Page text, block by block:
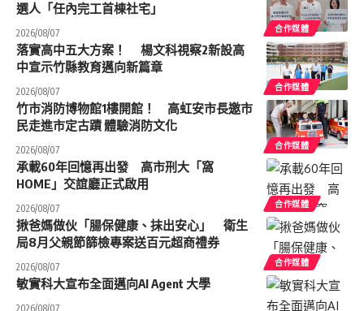
合作媒體
選人「任內完工首棟社宅」
2026/08/07
合作媒體
落實高中五大方案！ 楊文科視察2新設高
中宣示竹縣教育邁向新篇章
2026/08/07
合作媒體
竹市消防博物館1樓開館！ 高虹安市長邀市
民走進市定古蹟 體驗消防文化
2026/08/07
合作媒體
承載60年回憶再出發 高市刑大「窩
HOME」交誼廳正式啟用
2026/08/07
合作媒體
揪爸媽做伙「腸保健康、抹出安心」 衛生
局8月父親節篩檢專案送百元超商禮券
2026/08/07
敏實科大宣布全面邁向AI Agent 大學
2026/08/07